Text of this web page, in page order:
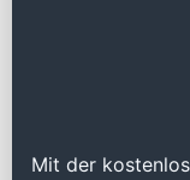
Mit der